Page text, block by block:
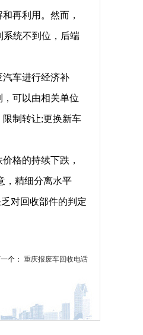
再利用。然而，
系统不到位，后端
车进行经济补
可以由相关单位
制转让;更换新车
格的持续下跌，
，精细分离水平
对回收部件的判定
个： 重庆报废车回收电话